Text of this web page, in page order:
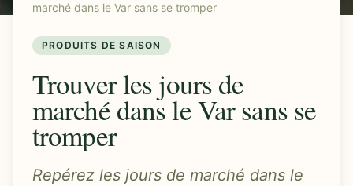
marché dans le Var sans se tromper
PRODUITS DE SAISON
Trouver les jours de
marché dans le Var sans se
tromper
Repérez les jours de marché dans le